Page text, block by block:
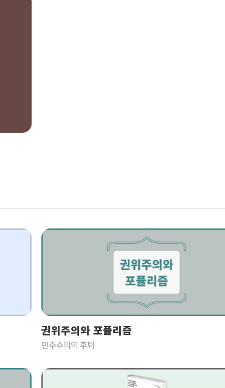
권위주의와 포퓰리즘
민주주의의 후퇴